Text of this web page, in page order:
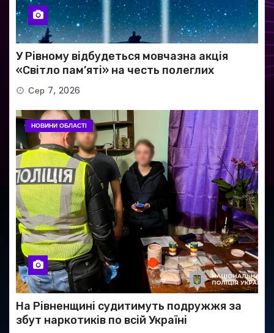
У Рівному відбудеться мовчазна акція
«Світло пам’яті» на честь полеглих
Захисників
Сер 7, 2026
НОВИНИ ОБЛАСТІ
На Рівненщині судитимуть подружжя за
збут наркотиків по всій Україні